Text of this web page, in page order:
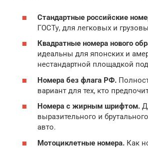
Стандартные российские
ГОСТу, для легковых и
Квадратные номера нового
идеальны для японских и
нестандартной площадкой
Номера без флага РФ.
вариант для тех, кто
Номера с жирным шрифтом.
выразительного и
авто.
Мотоциклетные номера. Как